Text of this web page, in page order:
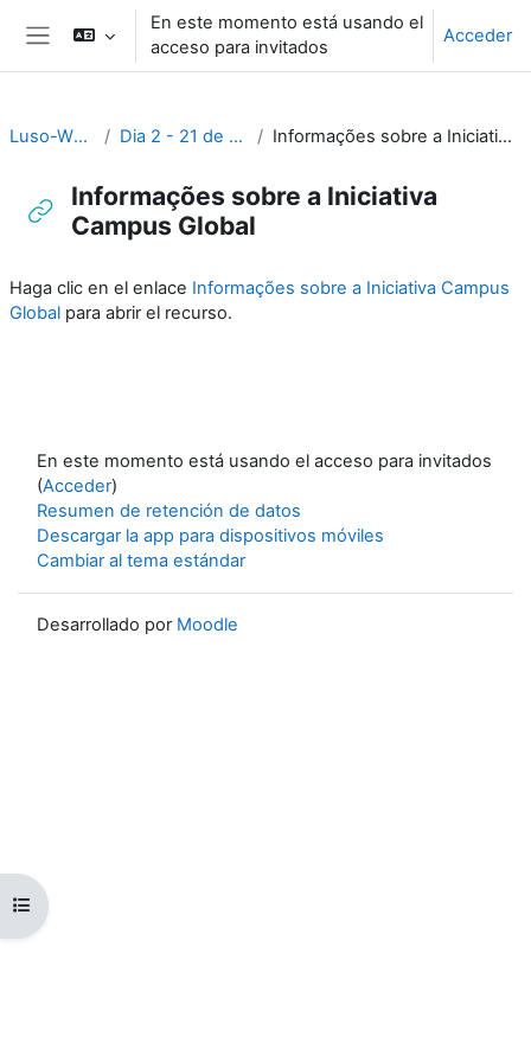
Salta al contenido principal
Panel lateral
En este momento está usando el
acceso para invitados
Acceder
Abrir índice del curso
Luso-WS_2023 Dia 2 - 21 de Novembro Informações sobre a Iniciativa Campus Global
Informações sobre a Iniciativa
Campus Global
Haga clic en el enlace Informações sobre a Iniciativa Campus
Global para abrir el recurso.
En este momento está usando el acceso para invitados
(Acceder)
Resumen de retención de datos
Descargar la app para dispositivos móviles
Cambiar al tema estándar
Desarrollado por Moodle